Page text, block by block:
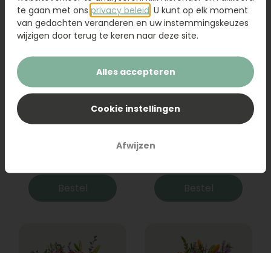
Boeket Raya
Bestel
Sanseveria
Bestel
te gaan met ons privacy beleid . U kunt op elk moment
van gedachten veranderen en uw instemmingskeuzes
wijzigen door terug te keren naar deze site.
Alles accepteren
Cookie instellingen
Afwijzen